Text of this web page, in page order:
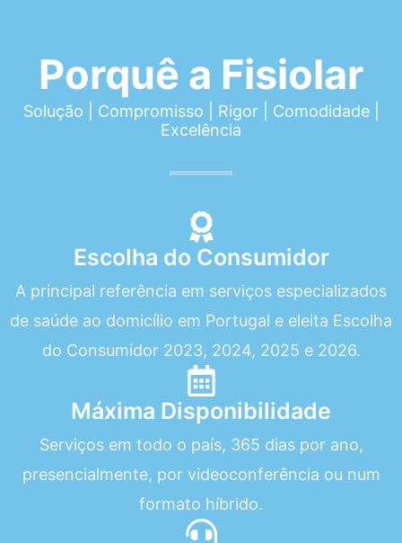
Porquê a Fisiolar
Solução | Compromisso | Rigor | Comodidade |
Excelência
Escolha do Consumidor
A principal referência em serviços especializados
de saúde ao domicílio em Portugal e eleita Escolha
do Consumidor 2023, 2024, 2025 e 2026.
Máxima Disponibilidade
Serviços em todo o país, 365 dias por ano,
presencialmente, por videoconferência ou num
formato híbrido.